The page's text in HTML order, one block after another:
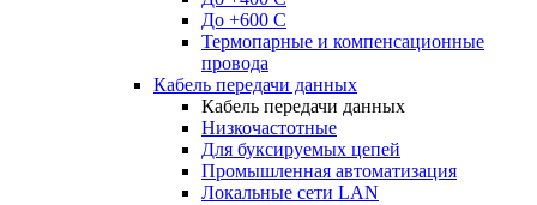
До +600 С
Термопарные и компенсационные
провода
Кабель передачи данных
Кабель передачи данных
Низкочастотные
Для буксируемых цепей
Промышленная автоматизация
Локальные сети LAN